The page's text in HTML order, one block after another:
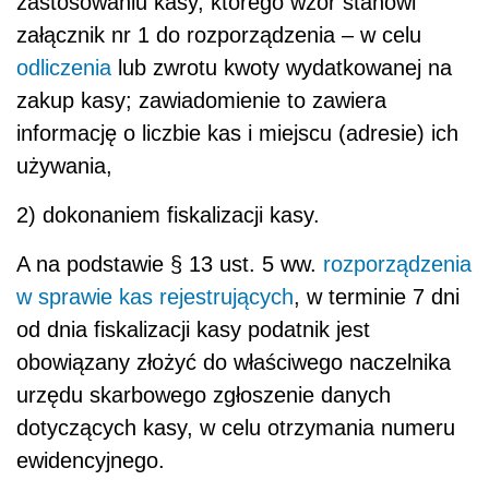
załącznik nr 1 do rozporządzenia – w celu
odliczenia lub zwrotu kwoty wydatkowanej na
zakup kasy; zawiadomienie to zawiera
informację o liczbie kas i miejscu (adresie) ich
używania,
2) dokonaniem fiskalizacji kasy.
A na podstawie § 13 ust. 5 ww. rozporządzenia
w sprawie kas rejestrujących, w terminie 7 dni
od dnia fiskalizacji kasy podatnik jest
obowiązany złożyć do właściwego naczelnika
urzędu skarbowego zgłoszenie danych
dotyczących kasy, w celu otrzymania numeru
ewidencyjnego.